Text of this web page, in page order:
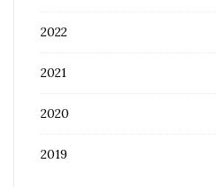
2022
2021
2020
2019